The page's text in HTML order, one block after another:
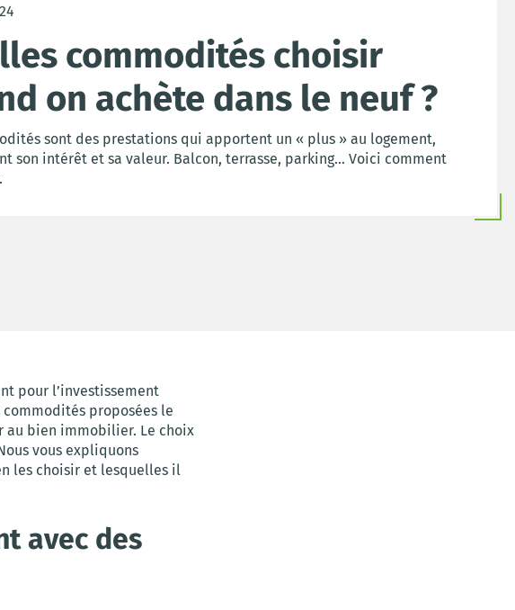
commodités choisir
on achète dans le neuf ?
sont des prestations qui apportent un « plus » au logement,
son intérêt et sa valeur. Balcon, terrasse, parking… Voici comment
pour l’investissement
proposées le
au bien immobilier. Le choix
vous expliquons
les choisir et lesquelles il
avec des